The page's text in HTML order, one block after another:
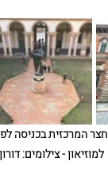
המרכזית בכניסה
למוזיאון - צילומים: